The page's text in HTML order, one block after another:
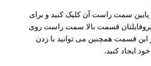
سمت راست آن کلیک کنید و برای
قسمت بالا سمت راست روی
این قسمت همچنین می توانید با زدن
ایجاد کنید.